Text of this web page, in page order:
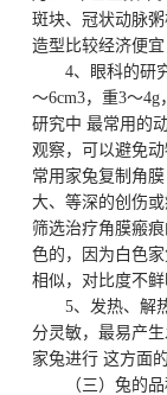
斑块、冠状动脉
造型比较经济便宜
4、眼科的研
～6cm3，重3～
研究中 最常用的
观察，可以避免
常用家兔复制角
大、等深的创伤
筛选治疗角膜瘢
色的，因为白色
相似，对比度不鲜
5、发热、解
分灵敏，最易产
家兔进行 这方面的
（三）兔的